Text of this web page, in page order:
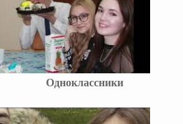
Одноклассники